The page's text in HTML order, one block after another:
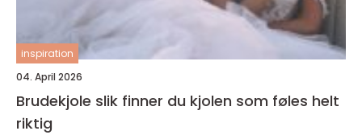
inspiration
04. April 2026
Brudekjole slik finner du kjolen som føles helt
riktig